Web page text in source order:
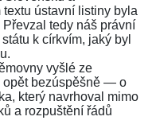
ústavní listiny byla
tedy náš právní
k církvím, jaký byl
vyšlé ze
bezúspěšně — o
který navrhoval mimo
a rozpuštění řádů